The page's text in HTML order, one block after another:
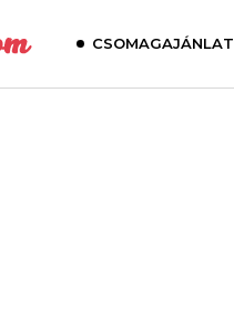
CSOMAGAJÁNLAT